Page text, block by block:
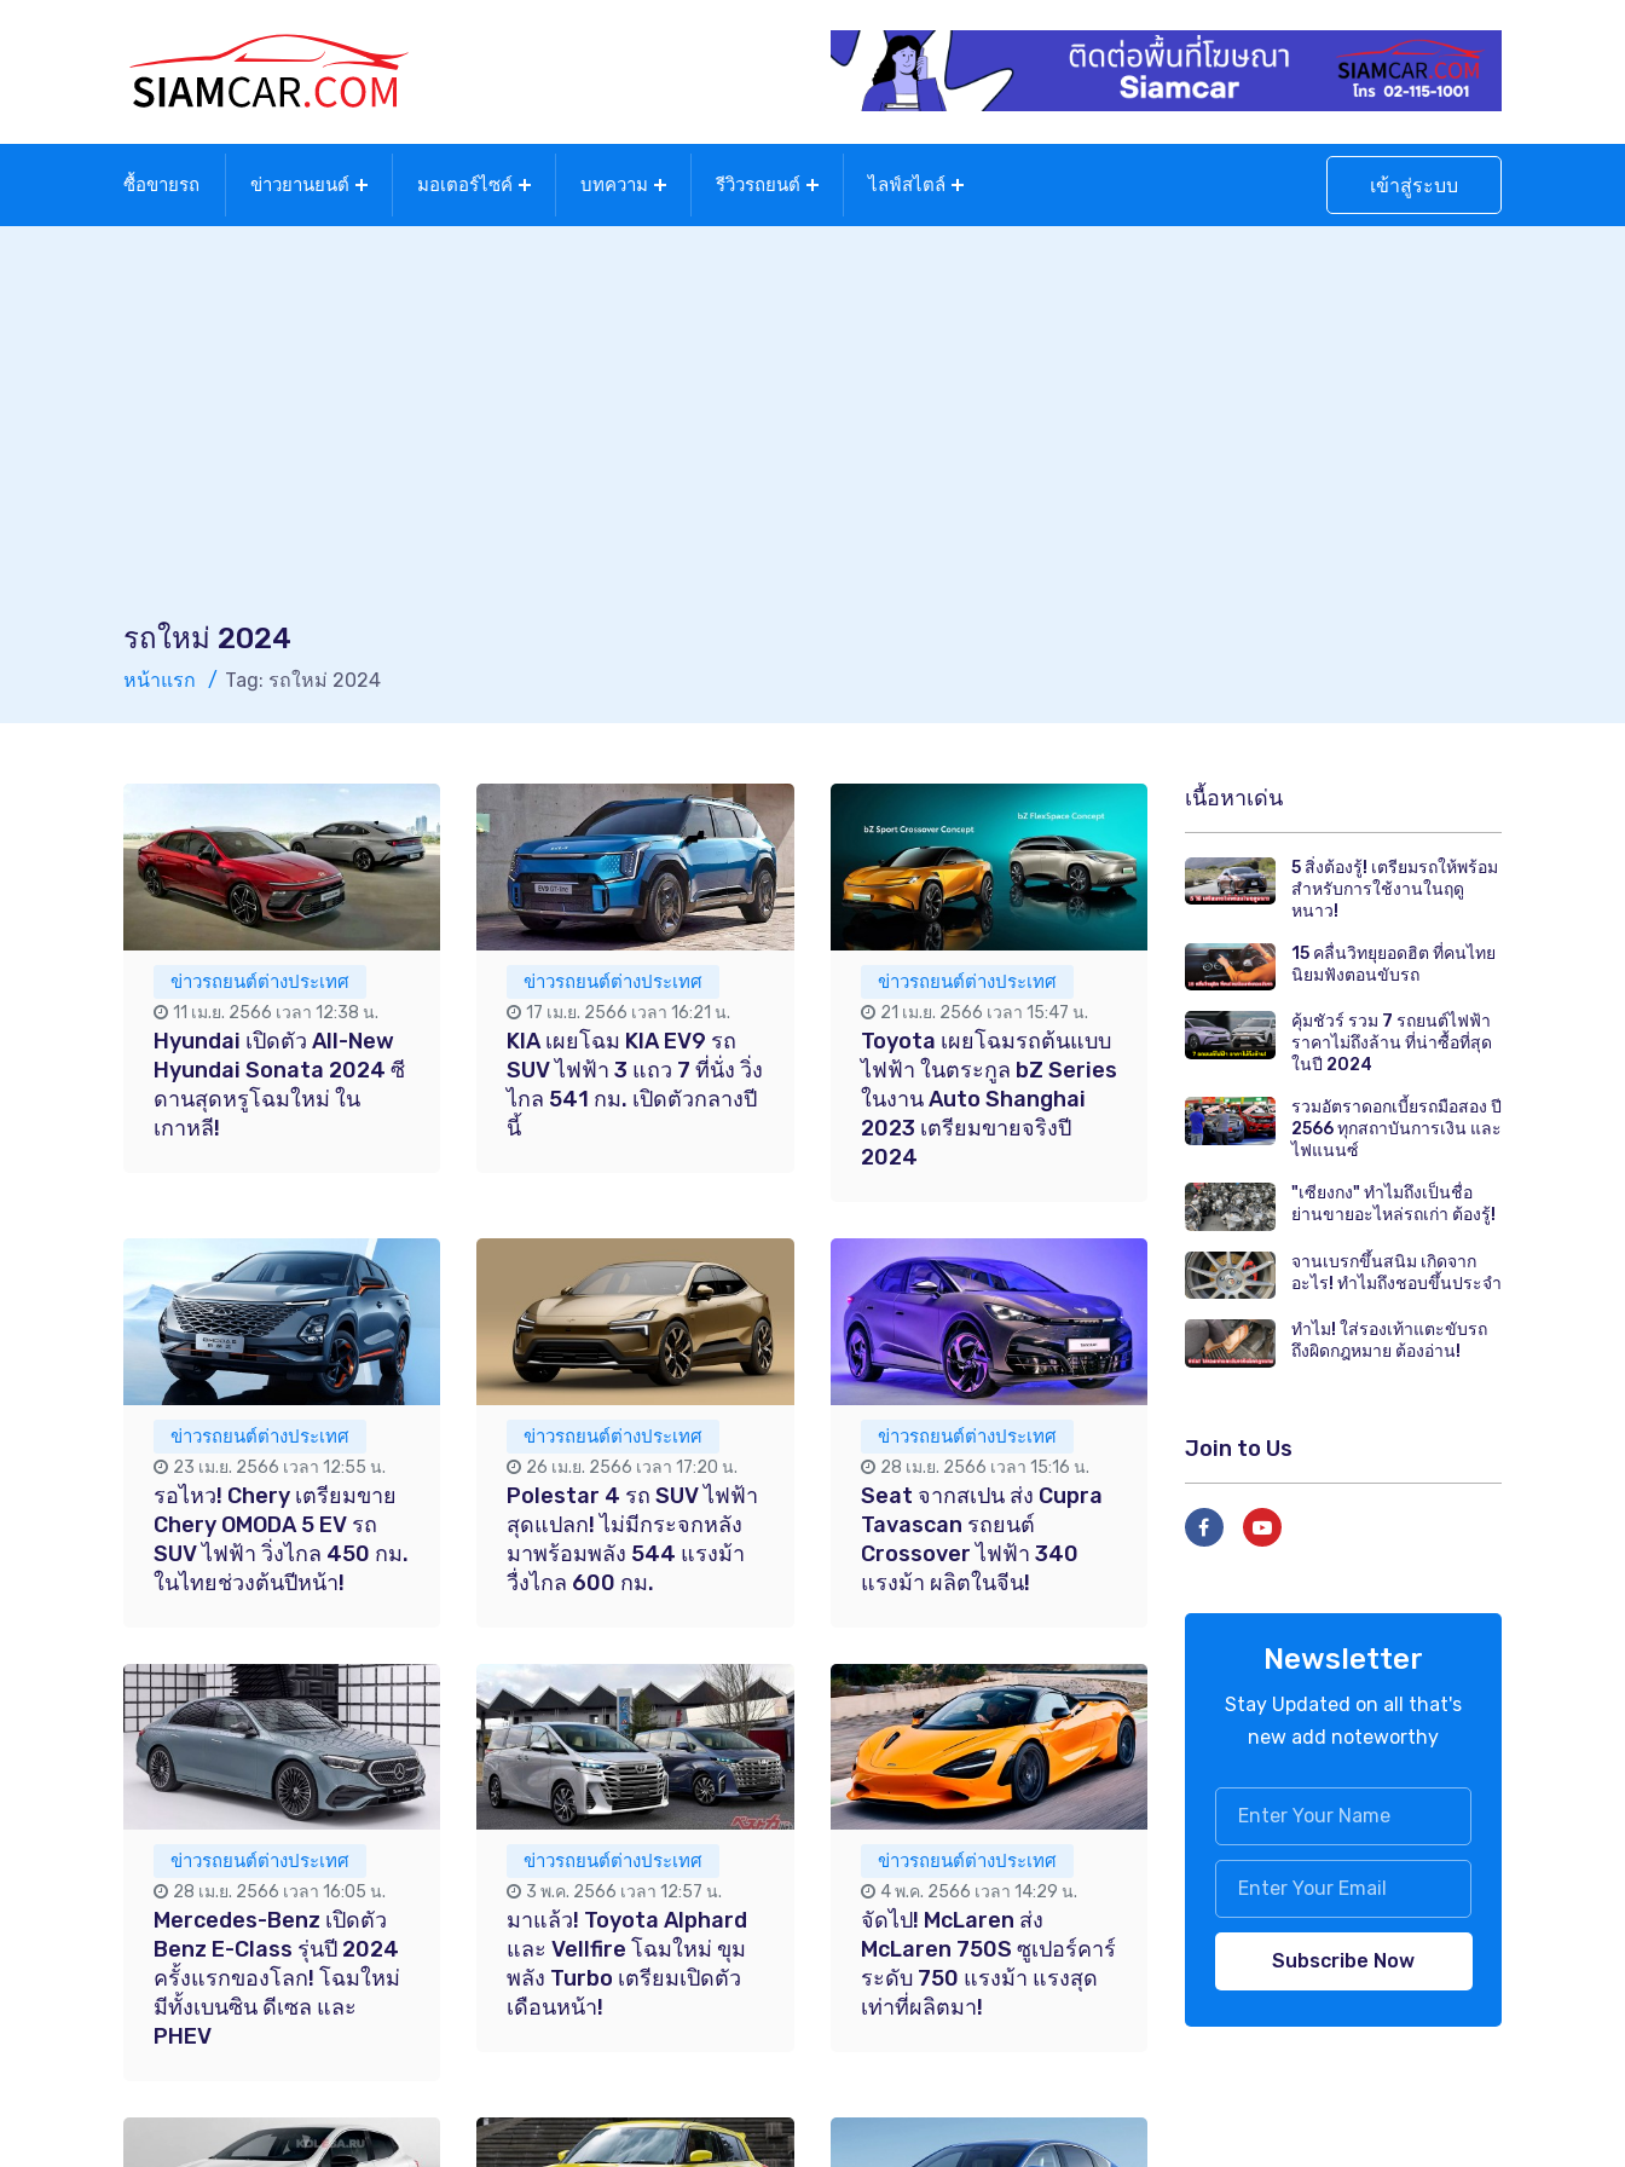
ซื้อขายรถ ข่าวยานยนต์ มอเตอร์ไซค์ บทความ รีวิวรถยนต์ ไลฟ์สไตล์ เข้าสู่ระบบ
รถใหม่ 2024
หน้าแรก Tag: รถใหม่ 2024
ข่าวรถยนต์ต่างประเทศ
11 เม.ย. 2566 เวลา 12:38 น.
Hyundai เปิดตัว All-New
Hyundai Sonata 2024 ซี
ดานสุดหรูโฉมใหม่ ใน
เกาหลี!
ข่าวรถยนต์ต่างประเทศ
17 เม.ย. 2566 เวลา 16:21 น.
KIA เผยโฉม KIA EV9 รถ
SUV ไฟฟ้า 3 แถว 7 ที่นั่ง วิ่ง
ไกล 541 กม. เปิดตัวกลางปี
นี้
ข่าวรถยนต์ต่างประเทศ
21 เม.ย. 2566 เวลา 15:47 น.
Toyota เผยโฉมรถต้นแบบ
ไฟฟ้า ในตระกูล bZ Series
ในงาน Auto Shanghai
2023 เตรียมขายจริงปี
2024
ข่าวรถยนต์ต่างประเทศ
23 เม.ย. 2566 เวลา 12:55 น.
รอไหว! Chery เตรียมขาย
Chery OMODA 5 EV รถ
SUV ไฟฟ้า วิ่งไกล 450 กม.
ในไทยช่วงต้นปีหน้า!
ข่าวรถยนต์ต่างประเทศ
26 เม.ย. 2566 เวลา 17:20 น.
Polestar 4 รถ SUV ไฟฟ้า
สุดแปลก! ไม่มีกระจกหลัง
มาพร้อมพลัง 544 แรงม้า
วื่งไกล 600 กม.
ข่าวรถยนต์ต่างประเทศ
28 เม.ย. 2566 เวลา 15:16 น.
Seat จากสเปน ส่ง Cupra
Tavascan รถยนต์
Crossover ไฟฟ้า 340
แรงม้า ผลิตในจีน!
ข่าวรถยนต์ต่างประเทศ
28 เม.ย. 2566 เวลา 16:05 น.
Mercedes-Benz เปิดตัว
Benz E-Class รุ่นปี 2024
ครั้งแรกของโลก! โฉมใหม่
มีทั้งเบนซิน ดีเซล และ
PHEV
ข่าวรถยนต์ต่างประเทศ
3 พ.ค. 2566 เวลา 12:57 น.
มาแล้ว! Toyota Alphard
และ Vellfire โฉมใหม่ ขุม
พลัง Turbo เตรียมเปิดตัว
เดือนหน้า!
ข่าวรถยนต์ต่างประเทศ
4 พ.ค. 2566 เวลา 14:29 น.
จัดไป! McLaren ส่ง
McLaren 750S ซูเปอร์คาร์
ระดับ 750 แรงม้า แรงสุด
เท่าที่ผลิตมา!
เนื้อหาเด่น
5 สิ่งต้องรู้! เตรียมรถให้พร้อม
สำหรับการใช้งานในฤดู
หนาว!
15 คลื่นวิทยุยอดฮิต ที่คนไทย
นิยมฟังตอนขับรถ
คุ้มชัวร์ รวม 7 รถยนต์ไฟฟ้า
ราคาไม่ถึงล้าน ที่น่าซื้อที่สุด
ในปี 2024
รวมอัตราดอกเบี้ยรถมือสอง ปี
2566 ทุกสถาบันการเงิน และ
ไฟแนนซ์
"เซียงกง" ทำไมถึงเป็นชื่อ
ย่านขายอะไหล่รถเก่า ต้องรู้!
จานเบรกขึ้นสนิม เกิดจาก
อะไร! ทำไมถึงชอบขึ้นประจำ
ทำไม! ใส่รองเท้าแตะขับรถ
ถึงผิดกฎหมาย ต้องอ่าน!
Join to Us
Newsletter
Stay Updated on all that's
new add noteworthy
Subscribe Now